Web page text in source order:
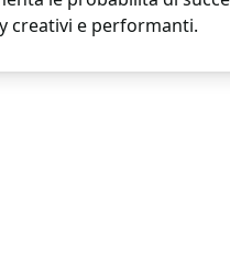
creativi e performanti.